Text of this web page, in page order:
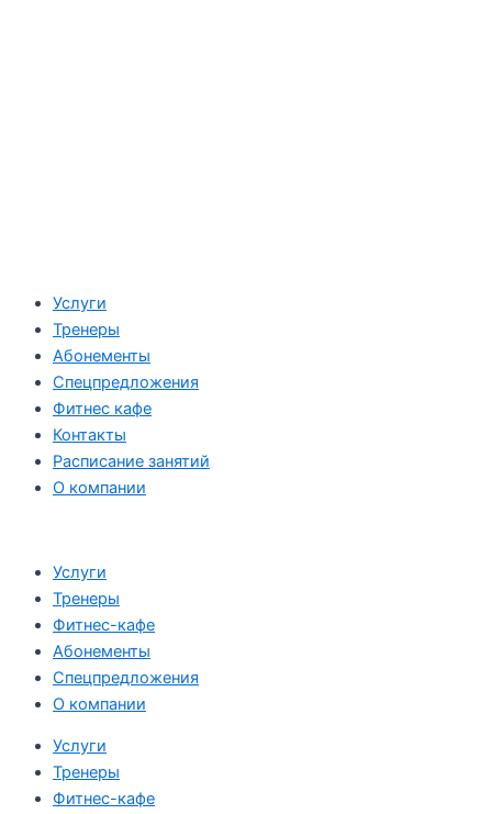
Услуги
Тренеры
Абонементы
Спецпредложения
Фитнес кафе
Контакты
Расписание занятий
О компании
Услуги
Тренеры
Фитнес-кафе
Абонементы
Спецпредложения
О компании
Услуги
Тренеры
Фитнес-кафе